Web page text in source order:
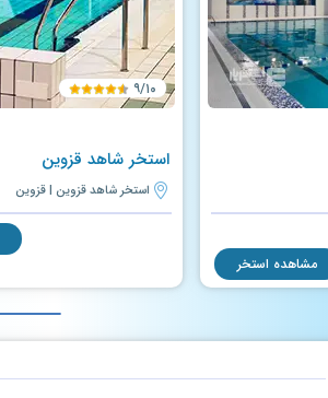
مشاهده استخر
۹/۱۰
استخر شاهد قزوین
استخر شاهد قزوین | قزوین